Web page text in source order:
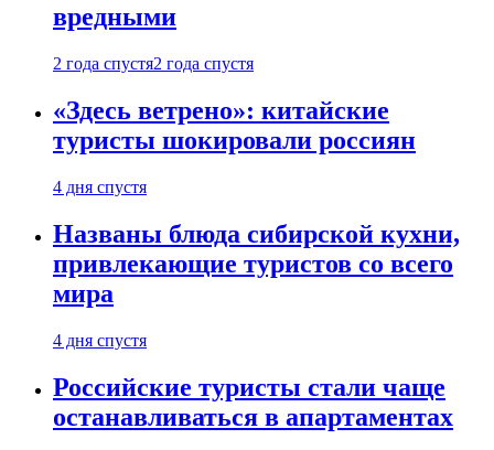
вредными
2 года спустя2 года спустя
«Здесь ветрено»: китайские
туристы шокировали россиян
4 дня спустя
Названы блюда сибирской кухни,
привлекающие туристов со всего
мира
4 дня спустя
Российские туристы стали чаще
останавливаться в апартаментах